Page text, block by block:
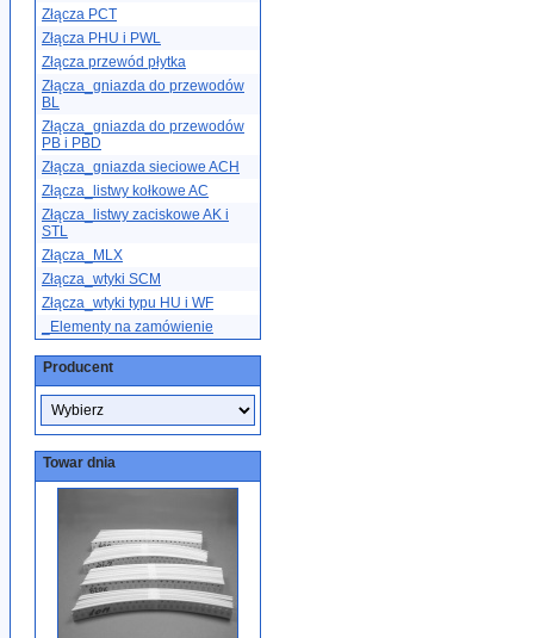
Złącza PCT
Złącza PHU i PWL
Złącza przewód płytka
Złącza_gniazda do przewodów
BL
Złącza_gniazda do przewodów
PB i PBD
Złącza_gniazda sieciowe ACH
Złącza_listwy kołkowe AC
Złącza_listwy zaciskowe AK i
STL
Złącza_MLX
Złącza_wtyki SCM
Złącza_wtyki typu HU i WF
_Elementy na zamówienie
Producent
Towar dnia